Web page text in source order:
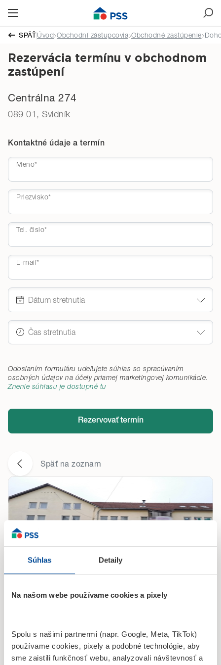
Súhlas Detaily
Na našom webe používame cookies a pixely
Spolu s našimi partnermi (napr. Google, Meta, TikTok)
používame cookies, pixely a podobné technológie, aby
sme zaistili funkčnosť webu, analyzovali návštevnosť a
SPÄŤÚvod Obchodní zástupcovia Obchodné zastúpenie
hotel Rubín
Po
16:00
Ut
09:00-12:00 12:30-
Rezervácia termínu v obchodnom
zastúpení
Centrálna 274
089 01, Svidník
Kontaktné údaje a termín
Meno*
Priezvisko*
Tel. čislo*
E-mail*
Odoslaním formuláru udeľujete súhlas so spracúvaním
osobných údajov na účely priamej marketingovej komunikácie.
Znenie súhlasu je dostupné tu
Rezervovať termín
Späť na zoznam